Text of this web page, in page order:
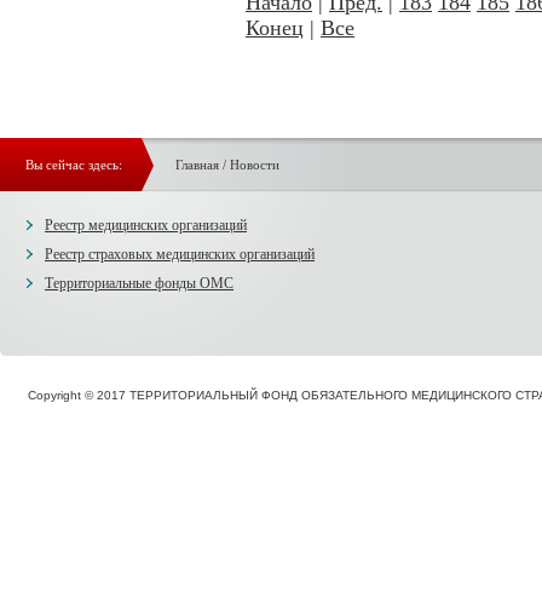
Конец | Все
Вы сейчас здесь: Главная/ Новости
Реестр медицинских организаций
Реестр страховых медицинских организаций
Территориальные фонды ОМС
Copyright © 2017 ТЕРРИТОРИАЛЬНЫЙ ФОНД ОБЯЗАТЕЛЬНОГО МЕДИЦИНСКОГО